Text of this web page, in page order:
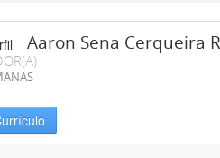
Aaron Sena Cerqueira